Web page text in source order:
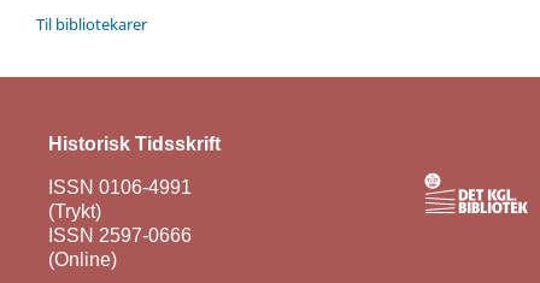
Til bibliotekarer
Historisk Tidsskrift
ISSN 0106-4991
(Trykt)
ISSN 2597-0666
(Online)